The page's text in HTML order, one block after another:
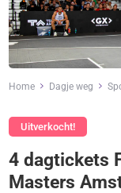
Home Dagje weg
Uitverkocht!
4 dagtickets
Masters